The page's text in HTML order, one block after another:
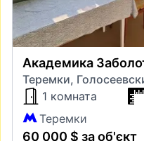
Академика
Теремки,
1 комната
Теремки
60 000 $ за об'єкт